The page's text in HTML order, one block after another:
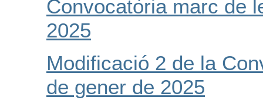
Convocatòria marc de
2025
Modificació 2 de la
de gener de 2025